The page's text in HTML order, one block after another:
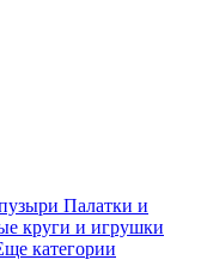
Палатки и
круги и игрушки
категории